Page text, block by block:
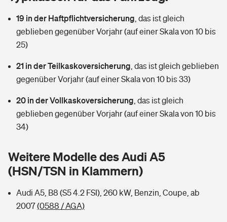
Wer versichert was: Jetzt Versicherer finden
Sie haben Fragen?
Mietkautionsversicherung
Restkreditversicherung
Tools
Hochwasser-Check: Wie gefährdet ist Ihr Haus?
Sie haben Fragen?
Kinderinvalidität
Hundehalter-Haftpflicht
Handyversicherung
Private Cyberversicherung
Zur Übersicht
Tierkrankenversicherung
Zur Übersicht
Tools
Wer versichert was: Jetzt Versicherer finden
Rentenrechner: Wie viel Geld bekomme ich im Alter?
19 in der Haftpflichtversicherung das ist gleich
geblieben gegenüber Vorjahr (auf einer Skala von 10 bis
25)
21 in der Teilkaskoversicherung das ist gleich geblieben
gegenüber Vorjahr (auf einer Skala von 10 bis 33)
20 in der Vollkaskoversicherung das ist gleich
geblieben gegenüber Vorjahr (auf einer Skala von 10 bis
34)
Weitere Modelle des Audi A5
(HSN/TSN in Klammern)
Audi A5, B8 (S5 4.2 FSI), 260 kW, Benzin, Coupe, ab
2007(0588 / AGA)